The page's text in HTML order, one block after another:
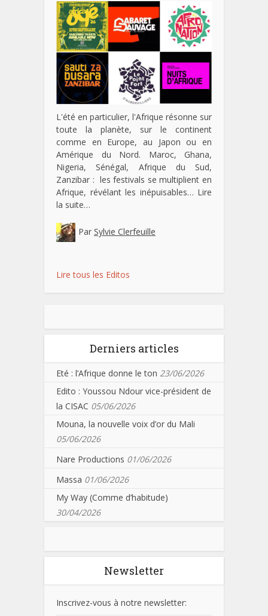
L'été en particulier, l'Afrique résonne sur
toute la planète, sur le continent
comme en Europe, au Japon ou en
Amérique du Nord. Maroc, Ghana,
Nigeria, Sénégal, Afrique du Sud,
Zanzibar : les festivals se multiplient en
Afrique, révélant les inépuisables… Lire
la suite…
Par Sylvie Clerfeuille
Lire tous les Editos
Derniers articles
Eté : l’Afrique donne le ton 23/06/2026
Edito : Youssou Ndour vice-président de
la CISAC 05/06/2026
Mouna, la nouvelle voix d’or du Mali
05/06/2026
Nare Productions 01/06/2026
Massa 01/06/2026
My Way (Comme d’habitude)
30/04/2026
Newsletter
Inscrivez-vous à notre newsletter: